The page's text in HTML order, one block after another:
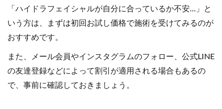
「ハイドラフェイシャルが自分に合っているか不安…」と
いう方は、まずは初回お試し価格で施術を受けてみるのが
おすすめです。
また、メール会員やインスタグラムのフォロー、公式LINE
の友達登録などによって割引が適用される場合もあるの
で、事前に確認しておきましょう。